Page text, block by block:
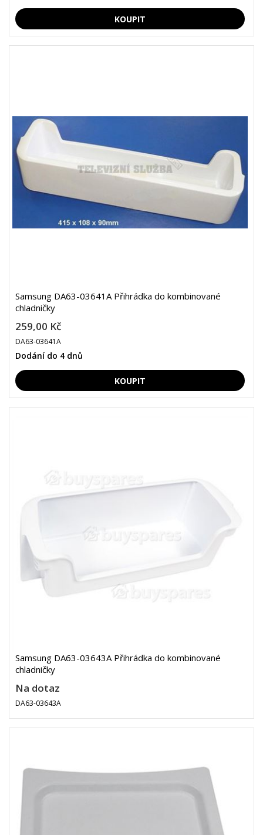
Samsung DA63-03641A Přihrádka do kombinované
chladničky
259,00 Kč
DA63-03641A
Dodání do 4 dnů
Samsung DA63-03643A Přihrádka do kombinované
chladničky
Na dotaz
DA63-03643A